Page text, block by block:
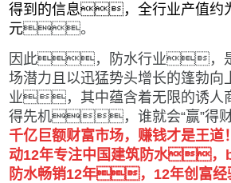
得到的信息，全行业产值约
元。
因此，防水行业，是
场潜力且以迅猛势头增长的篷勃向
业，其中蕴含着无限的诱
得先机，谁就会“赢”
千亿巨额财富市场，赚钱才是王
动12年专注中国建筑防水，
防水畅销12年，12年创富经